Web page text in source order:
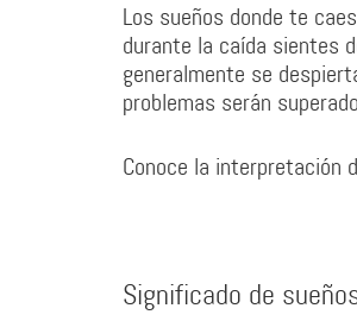
Los sueños donde te
durante la caída sientes
generalmente se
problemas serán
Conoce la interpretación
Significado de